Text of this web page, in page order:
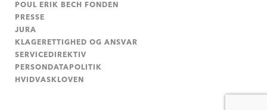
POUL ERIK BECH FONDEN
PRESSE
JURA
KLAGERETTIGHED OG ANSVAR
SERVICEDIREKTIV
PERSONDATAPOLITIK
HVIDVASKLOVEN